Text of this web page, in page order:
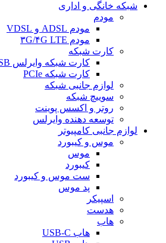
شبکه خانگی و اداری
مودم
مودم ADSL و VDSL
مودم ۳G/۴G LTE
کارت شبکه
کارت شبکه وایرلس USB
کارت شبکه PCIe
لوازم جانبی شبکه
سوییچ شبکه
روتر و اکسس پوینت
توسعه دهنده وایرلس
لوازم جانبی کامپیوتر
موس و کیبورد
موس
کیبورد
ست موس و کیبورد
پد موس
اسپیکر
هدست
هاب
هاب USB-C